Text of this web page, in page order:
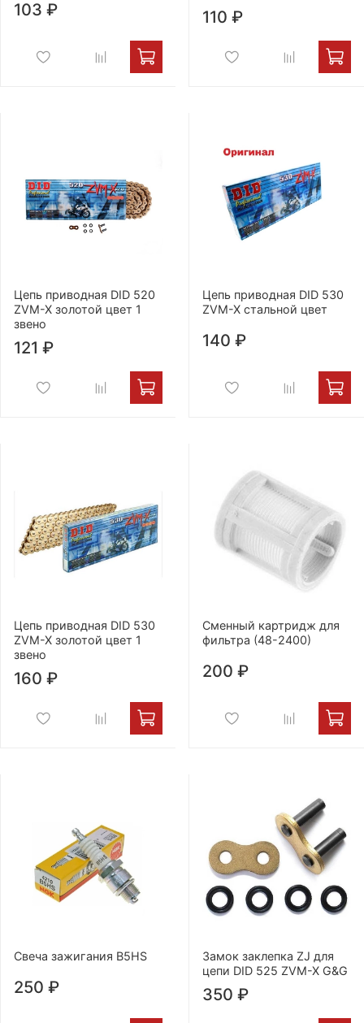
103 ₽ 110 ₽
Цепь приводная DID 520
ZVM-X золотой цвет 1
звено
121 ₽
Цепь приводная DID 530
ZVM-X стальной цвет
140 ₽
Цепь приводная DID 530
ZVM-X золотой цвет 1
звено
160 ₽
Сменный картридж для
фильтра (48-2400)
200 ₽
Свеча зажигания B5HS
250 ₽
Замок заклепка ZJ для
цепи DID 525 ZVM-X G&G
350 ₽